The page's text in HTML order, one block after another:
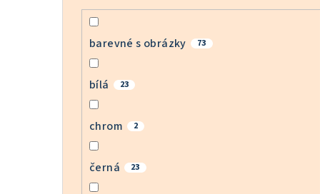
barevné s obrázky 73
bílá 23
chrom 2
černá 23